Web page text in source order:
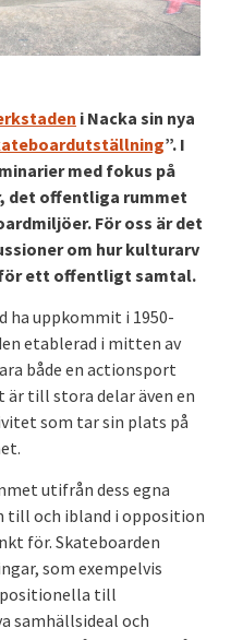
i Nacka sin nya
”. I
med fokus på
det offentliga rummet
För oss är det
om hur kulturarv
ett offentligt samtal.
ha uppkommit i 1950-
etablerad i mitten av
både en actionsport
är till stora delar även en
som tar sin plats på
utifrån dess egna
till och ibland i opposition
för. Skateboarden
som exempelvis
till
samhällsideal och